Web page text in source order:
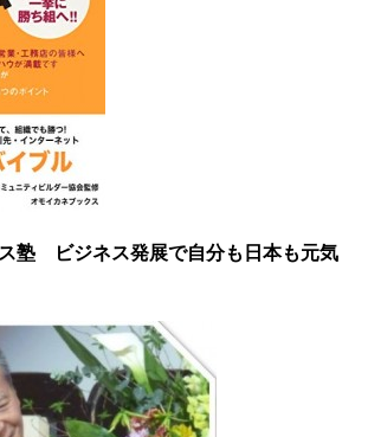
塾 ビジネス発展で自分も日本も元気